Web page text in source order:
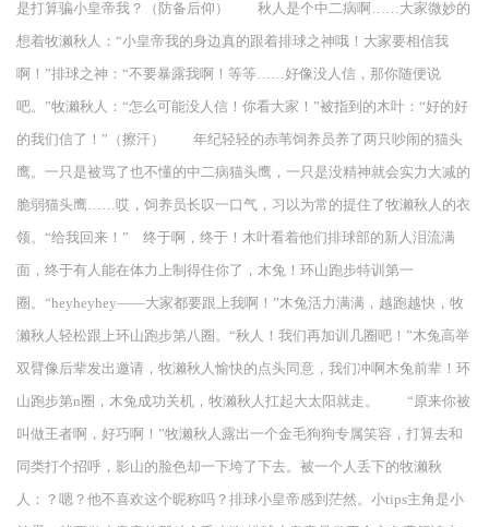
是打算骗小皇帝我？（防备后仰） 秋人是个中二病啊……大家微妙的
想着牧濑秋人：“小皇帝我的身边真的跟着排球之神哦！大家要相信我
啊！”排球之神：“不要暴露我啊！等等……好像没人信，那你随便说
吧。”牧濑秋人：“怎么可能没人信！你看大家！”被指到的木叶：“好的好
的我们信了！”（擦汗） 年纪轻轻的赤苇饲养员养了两只吵闹的猫头
鹰。一只是被骂了也不懂的中二病猫头鹰，一只是没精神就会实力大减的
脆弱猫头鹰……哎，饲养员长叹一口气，习以为常的提住了牧濑秋人的衣
领。“给我回来！” 终于啊，终于！木叶看着他们排球部的新人泪流满
面，终于有人能在体力上制得住你了，木兔！环山跑步特训第一
圈。“heyheyhey——大家都要跟上我啊！”木兔活力满满，越跑越快，牧
濑秋人轻松跟上环山跑步第八圈。“秋人！我们再加训几圈吧！”木兔高举
双臂像后辈发出邀请，牧濑秋人愉快的点头同意，我们冲啊木兔前辈！环
山跑步第n圈，木兔成功关机，牧濑秋人扛起大太阳就走。 “原来你被
叫做王者啊，好巧啊！”牧濑秋人露出一个金毛狗狗专属笑容，打算去和
同类打个招呼，影山的脸色却一下垮了下去。被一个人丢下的牧濑秋
人：？嗯？他不喜欢这个昵称吗？排球小皇帝感到茫然。小tips主角是小